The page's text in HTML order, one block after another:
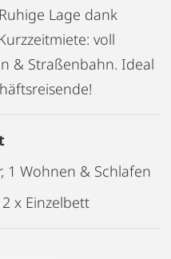
Lage dank
voll
& Straßenbahn. Ideal
1 Wohnen & Schlafen
2 x Einzelbett